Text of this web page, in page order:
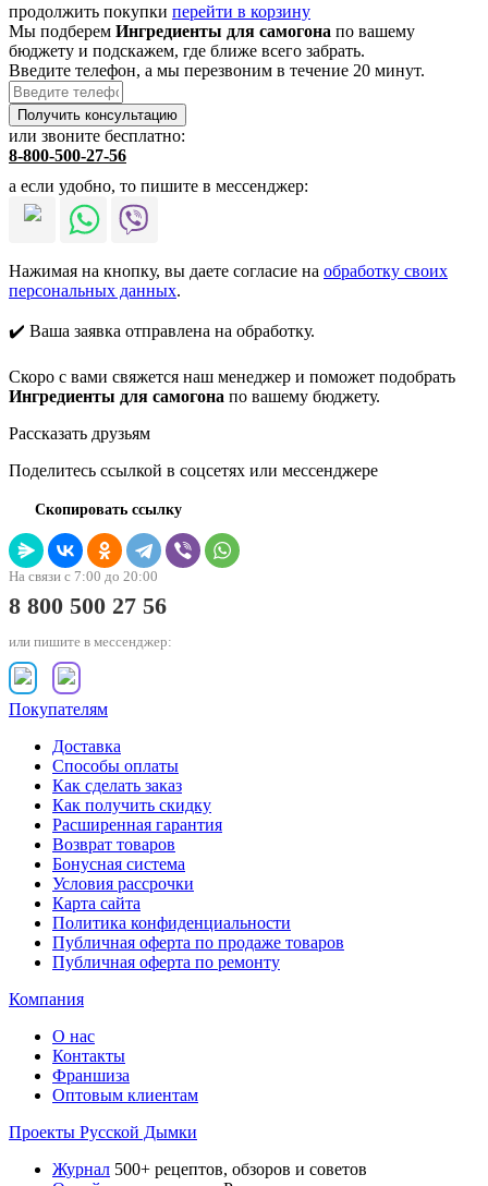
продолжить покупки перейти в корзину
Мы подберем Ингредиенты для самогона по вашему
бюджету и подскажем, где ближе всего забрать.
Введите телефон, а мы перезвоним в течение 20 минут.
или звоните бесплатно:
8-800-500-27-56
а если удобно, то пишите в мессенджер:
Нажимая на кнопку, вы даете согласие на обработку своих
персональных данных.
✔️ Ваша заявка отправлена на обработку.
Скоро с вами свяжется наш менеджер и поможет подобрать
Ингредиенты для самогона по вашему бюджету.
Рассказать друзьям
Поделитесь ссылкой в соцсетях или мессенджере
Скопировать ссылку
На связи с 7:00 до 20:00
8 800 500 27 56
или пишите в мессенджер:
Покупателям
Доставка
Способы оплаты
Как сделать заказ
Как получить скидку
Расширенная гарантия
Возврат товаров
Бонусная система
Условия рассрочки
Карта сайта
Политика конфиденциальности
Публичная оферта по продаже товаров
Публичная оферта по ремонту
Компания
О нас
Контакты
Франшиза
Оптовым клиентам
Проекты Русской Дымки
Журнал 500+ рецептов, обзоров и советов